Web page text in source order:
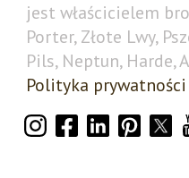
jest właścicielem
Porter, Złote Lwy,
Pils, Neptun, Harde,
Polityka prywatności